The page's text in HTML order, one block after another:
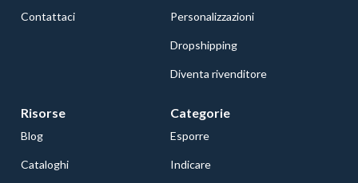
Contattaci Personalizzazioni
Dropshipping
Diventa rivenditore
Risorse
Blog
Cataloghi
Categorie
Esporre
Indicare